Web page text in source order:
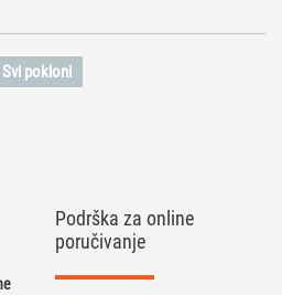
Svi pokloni
Podrška za online
poručivanje